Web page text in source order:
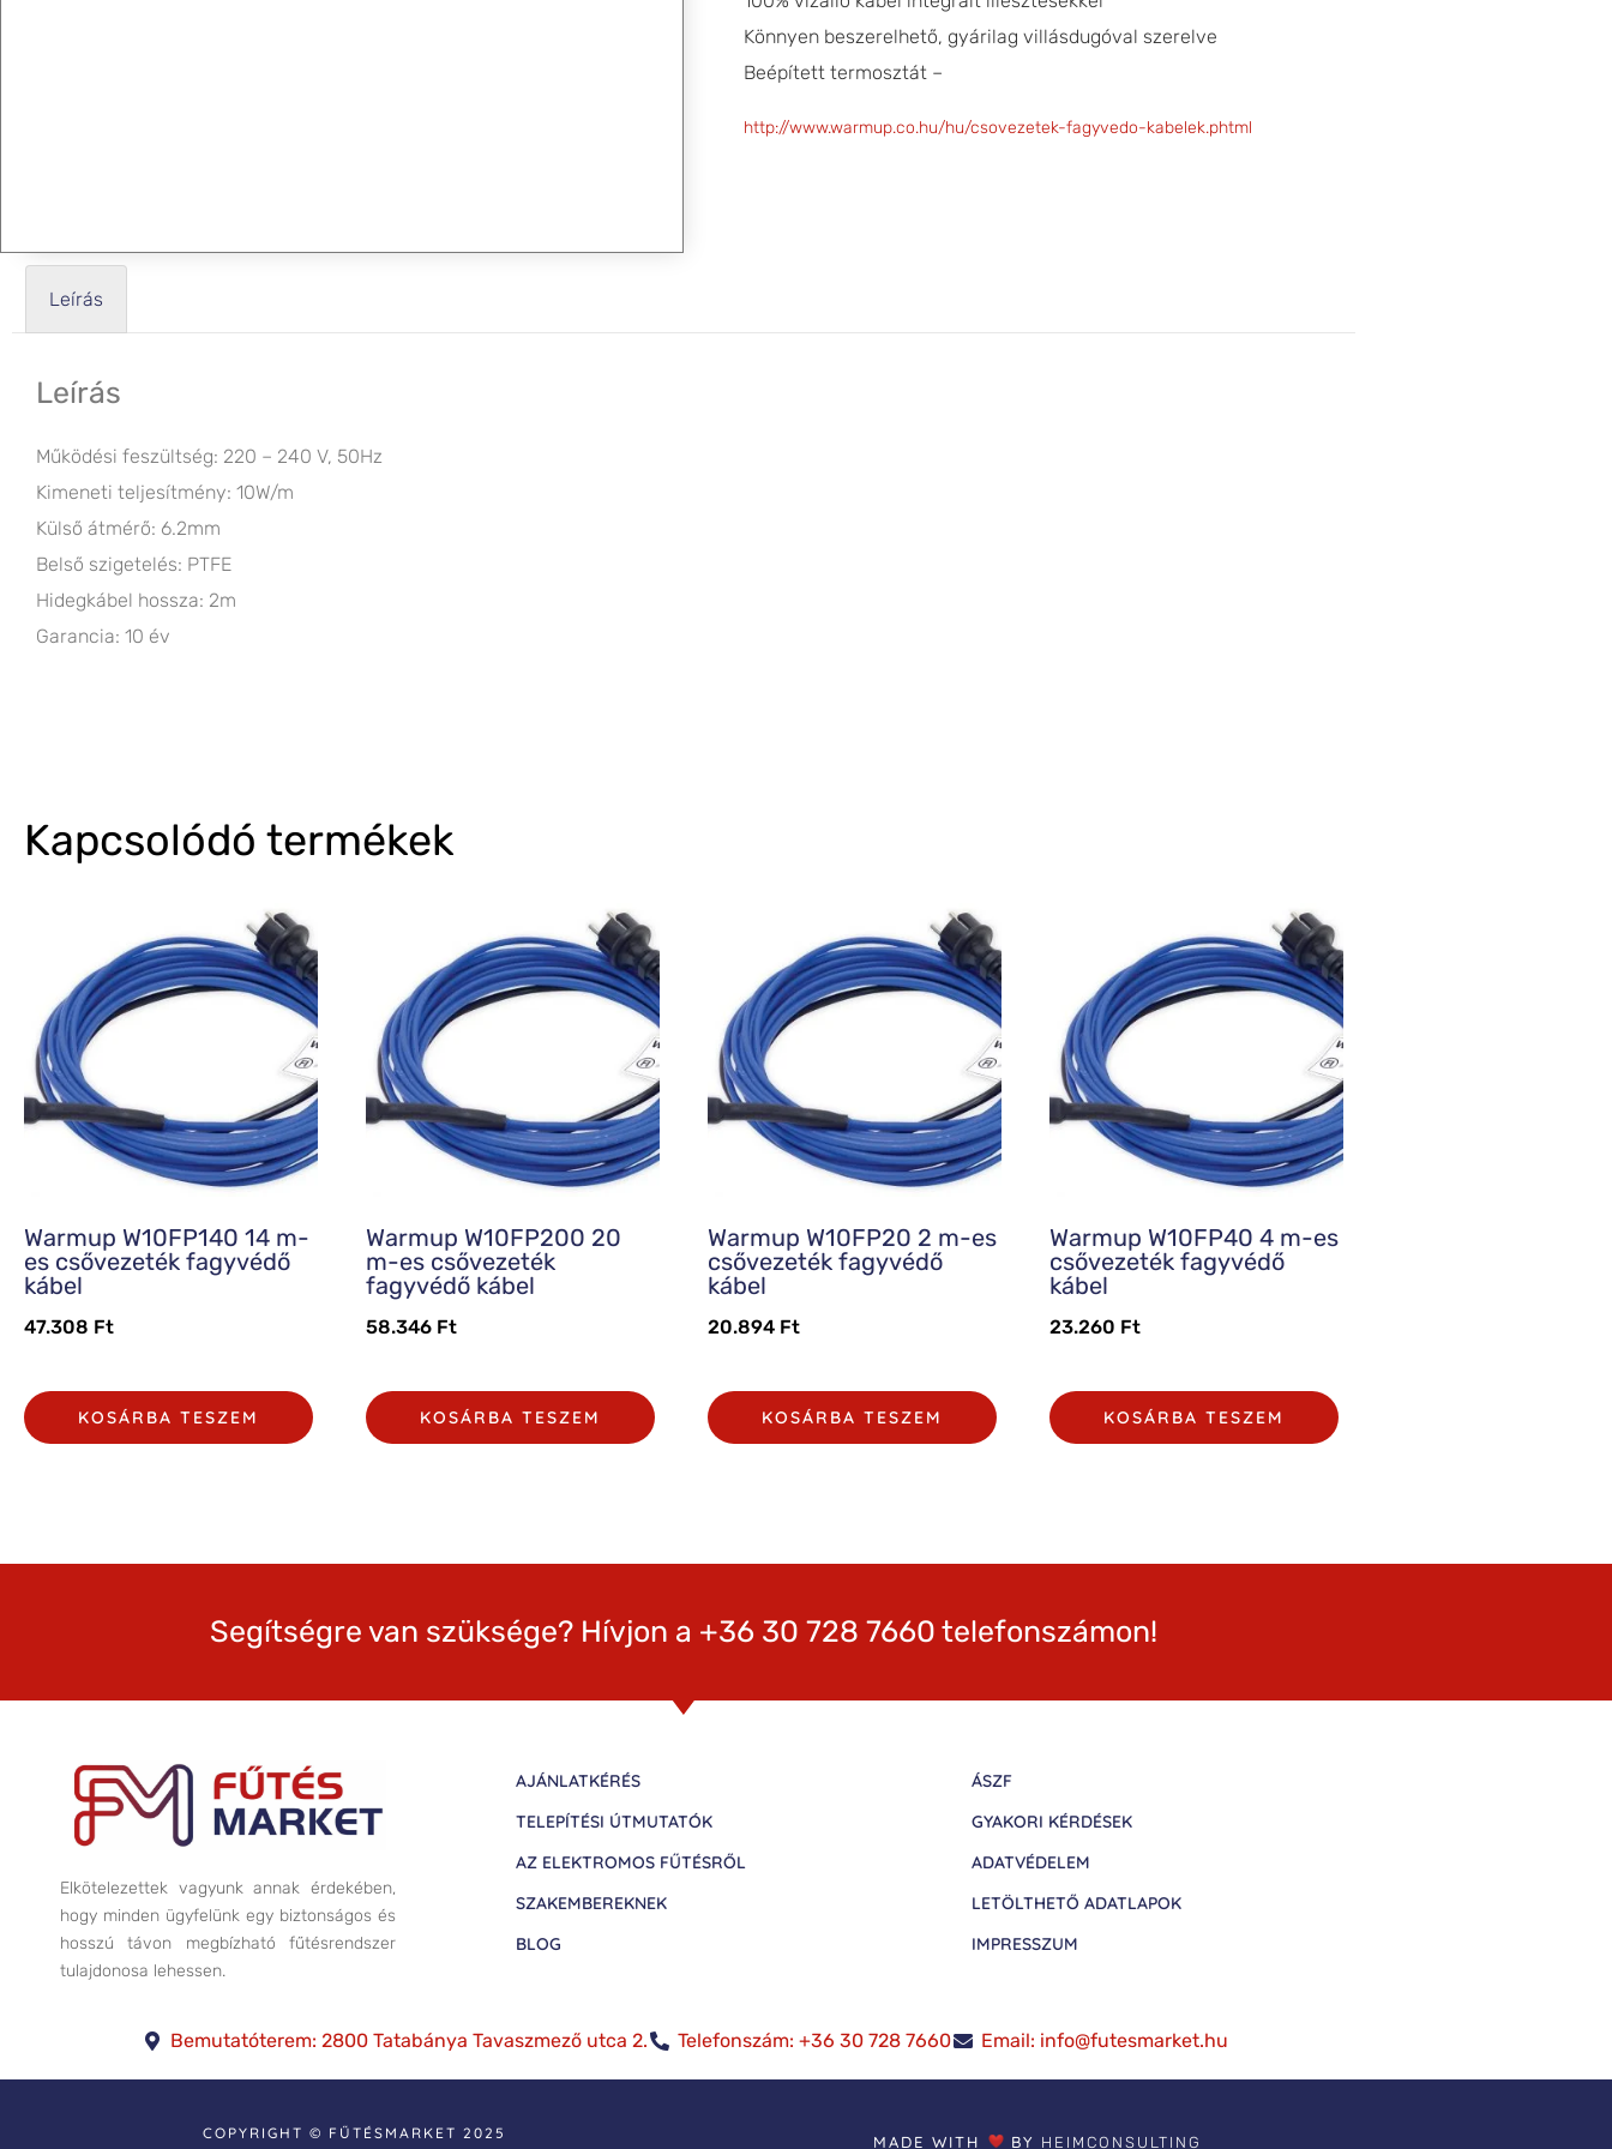
Könnyen beszerelhető, gyárilag villásdugóval szerelve
Beépített termosztát –
http://www.warmup.co.hu/hu/csovezetek-fagyvedo-kabelek.phtml
Leírás
Leírás
Működési feszültség: 220 – 240 V, 50Hz
Kimeneti teljesítmény: 10W/m
Külső átmérő: 6.2mm
Belső szigetelés: PTFE
Hidegkábel hossza: 2m
Garancia: 10 év
Kapcsolódó termékek
Warmup W10FP140 14 m-
es csővezeték fagyvédő
kábel
47.308 Ft
KOSÁRBA TESZEM
Warmup W10FP200 20
m-es csővezeték
fagyvédő kábel
58.346 Ft
KOSÁRBA TESZEM
Warmup W10FP20 2 m-es
csővezeték fagyvédő
kábel
20.894 Ft
KOSÁRBA TESZEM
Warmup W10FP40 4 m-es
csővezeték fagyvédő
kábel
23.260 Ft
KOSÁRBA TESZEM
Segítségre van szüksége? Hívjon a +36 30 728 7660 telefonszámon!
Elkötelezettek vagyunk annak érdekében,
hogy minden ügyfelünk egy biztonságos és
hosszú távon megbízható fűtésrendszer
tulajdonosa lehessen.
AJÁNLATKÉRÉS
TELEPÍTÉSI ÚTMUTATÓK
AZ ELEKTROMOS FŰTÉSRŐL
SZAKEMBEREKNEK
BLOG
ÁSZF
GYAKORI KÉRDÉSEK
ADATVÉDELEM
LETÖLTHETŐ ADATLAPOK
IMPRESSZUM
Bemutatóterem: 2800 Tatabánya Tavaszmező utca 2. Telefonszám: +36 30 728 7660 Email: info@futesmarket.hu
COPYRIGHT © FŰTÉSMARKET 2025 MADE WITH BY HEIMCONSULTING